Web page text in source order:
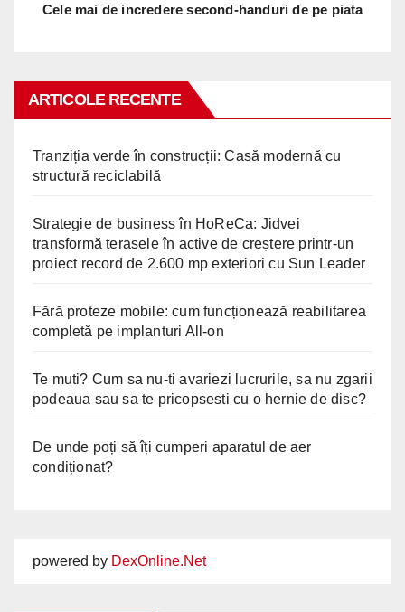
Cele mai de incredere second-handuri de pe piata
ARTICOLE RECENTE
Tranziția verde în construcții: Casă modernă cu
structură reciclabilă
Strategie de business în HoReCa: Jidvei
transformă terasele în active de creștere printr-un
proiect record de 2.600 mp exteriori cu Sun Leader
Fără proteze mobile: cum funcționează reabilitarea
completă pe implanturi All-on
Te muti? Cum sa nu-ti avariezi lucrurile, sa nu zgarii
podeaua sau sa te pricopsesti cu o hernie de disc?
De unde poți să îți cumperi aparatul de aer
condiționat?
powered by DexOnline.Net